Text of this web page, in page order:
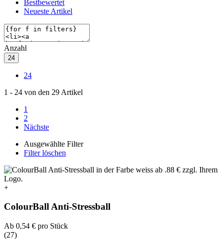
Bestbewertet
Neueste Artikel
Anzahl
24
24
1 - 24 von den 29 Artikel
1
2
Nächste
Ausgewählte Filter
Filter löschen
+
ColourBall Anti-Stressball
Ab 0,54 € pro Stück
(27)